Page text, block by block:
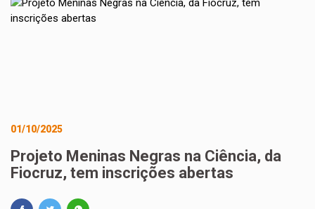
01/10/2025
Projeto Meninas Negras na Ciência, da
Fiocruz, tem inscrições abertas